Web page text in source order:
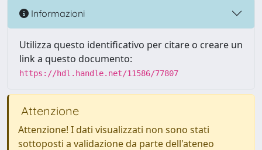
Informazioni
Utilizza questo identificativo per citare o creare un
link a questo documento:
https://hdl.handle.net/11586/77807
Attenzione
Attenzione! I dati visualizzati non sono stati
sottoposti a validazione da parte dell'ateneo